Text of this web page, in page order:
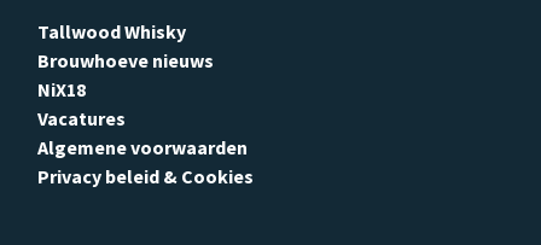
Tallwood Whisky
Brouwhoeve nieuws
NiX18
Vacatures
Algemene voorwaarden
Privacy beleid & Cookies